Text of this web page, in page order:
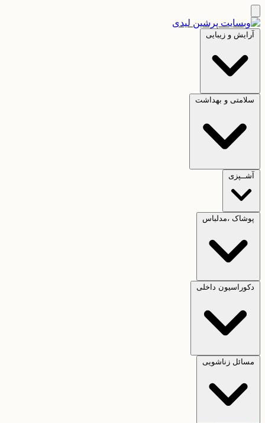
آرایش و زیبایی
سلامتی و بهداشت
آشــپزی
پوشاک ،مدلباس
دکوراسیون داخلی
مسائل زناشویی